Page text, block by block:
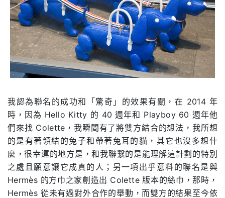
我認為聯名的成功和「驚奇」的效果有關，在 2014 年
時，因為 Hello Kitty 的 40 週年和 Playboy 60 週年他
們來找 Colette，我瞬間有了將雙方結合的想法，我所想
的是有著領結的兔子和帶著兔耳的貓，其它也沒多想什
麼，很幸運的地方是，和我聯繫的是能理解這計劃的特別
之處且願意讓它成真的人；另一項出乎意料的聯名是與
Hermès 的方巾之家創造出 Colette 版本的絲巾，那時，
Hermès 從未有過對外合作的舉動，而雙方的結果至今依